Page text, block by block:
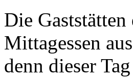
Die
Mittagessen
denn dieser